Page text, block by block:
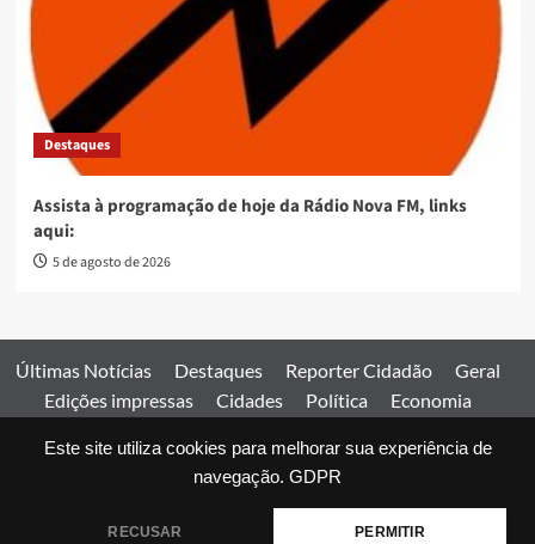
Este site utiliza cookies para melhorar sua experiência de
navegação. GDPR
RECUSAR PERMITIR
Destaques
Assista à programação de hoje da Rádio Nova FM, links
aqui:
5 de agosto de 2026
Últimas Notícias Destaques Reporter Cidadão
Geral
Edições impressas
Cidades Política
Economia
Comercial
Edições impressas Expediente Home
© 2026 Jornal Estado de Goiás. Todos os direitos reservados.